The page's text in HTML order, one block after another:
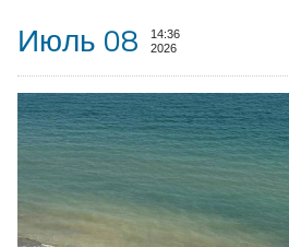
Июль 08
14:36
2026